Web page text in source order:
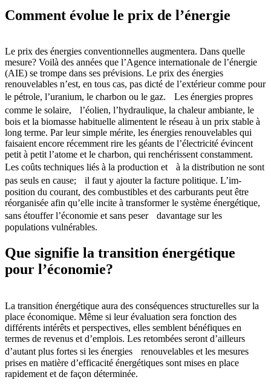
Comment évolue le prix de l’énergie
Le prix des énergies conventionnelles augmentera. Dans quelle
mesure? Voilà des années que l’Agence internationale de l’énergie
(AIE) se trompe dans ses prévisions. Le prix des énergies
renouvelables n’est, en tous cas, pas dicté de l’extérieur comme pour
le pétrole, l’uranium, le charbon ou le gaz. Les énergies propres
comme le solaire, l’éolien, l’hydraulique, la chaleur ambiante, le
bois et la biomasse habituelle alimentent le réseau à un prix stable à
long terme. Par leur simple mérite, les énergies renouvelables qui
faisaient encore récemment rire les géants de l’électricité évincent
petit à petit l’atome et le charbon, qui renchérissent constamment.
Les coûts techniques liés à la production et à la distribution ne sont
pas seuls en cause; il faut y ajouter la facture politique. L’im-
position du courant, des combustibles et des carburants peut être
réorganisée afin qu’elle incite à transformer le système énergétique,
sans étouffer l’économie et sans peser davantage sur les
populations vulnérables.
Que signifie la transition énergétique
pour l’économie?
La transition énergétique aura des conséquences structurelles sur la
place économique. Même si leur évaluation sera fonction des
différents intérêts et perspectives, elles semblent bénéfiques en
termes de revenus et d’emplois. Les retombées seront d’ailleurs
d’autant plus fortes si les énergies renouvelables et les mesures
prises en matière d’efficacité énergétiques sont mises en place
rapidement et de façon déterminée.